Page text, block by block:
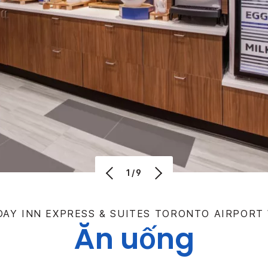
1/9
INN EXPRESS & SUITES TORONTO AIRPORT
Ăn uống